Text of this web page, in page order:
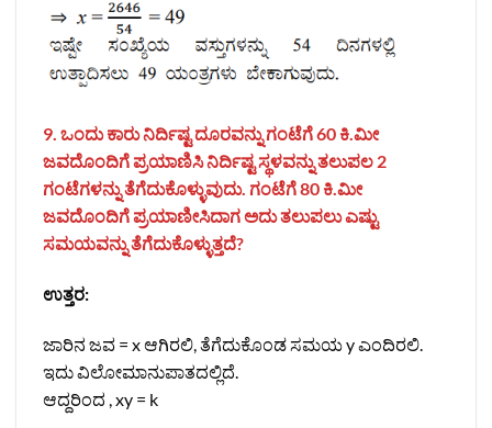
9. ಒಂದು ಕಾರು ನಿರ್ದಿಷ್ಟ ದೂರವನ್ನು ಗಂಟೆಗೆ 60 ಕಿ.ಮೀ
ಜವದೊಂದಿಗೆ ಪ್ರಯಾಣಿಸಿ ನಿರ್ದಿಷ್ಟ ಸ್ಥಳವನ್ನು ತಲುಪಲ 2
ಗಂಟೆಗಳನ್ನು ತೆಗೆದುಕೊಳ್ಳುವುದು. ಗಂಟೆಗೆ 80 ಕಿ.ಮೀ
ಜವದೊಂದಿಗೆ ಪ್ರಯಾಣೀಸಿದಾಗ ಅದು ತಲುಪಲು ಎಷ್ಟು
ಸಮಯವನ್ನು ತೆಗೆದುಕೊಳ್ಳುತ್ತದೆ?
ಉತ್ತರ:
ಜಾರಿನ ಜವ = x ಆಗಿರಲಿ, ತೆಗೆದುಕೊಂಡ ಸಮಯ y ಎಂದಿರಲಿ.
ಇದು ವಿಲೋಮಾನುಪಾತದಲ್ಲಿದೆ.
ಆದ್ದರಿಂದ , xy = k